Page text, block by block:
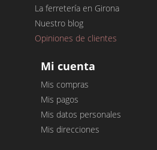
La ferretería en Girona
Nuestro blog
Opiniones de clientes
Mi cuenta
Mis compras
Mis pagos
Mis datos personales
Mis direcciones